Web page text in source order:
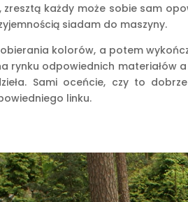
każdy może sobie sam
siadam do maszyny.
kolorów, a potem
rynku odpowiednich materiałów
Sami oceńcie, czy to
linku.